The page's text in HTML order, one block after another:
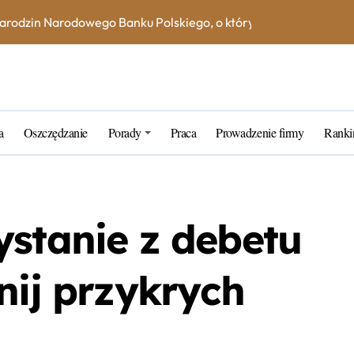
książeczce mieszkaniowej w 2023 roku? Skorzystaj z
– jak uniknąć dodatkowych kosztów i opłat?
porady na 2023 rok
Oszczędzanie Porady Praca Prowadzenie firmy
z debetu
przykrych